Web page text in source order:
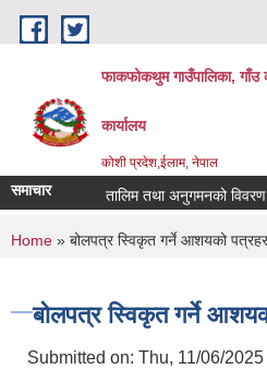
Skip to main content
फाकफोकथुम गाउँपालिका, गाँउ
कार्यालय
कोशी प्रदेश,ईलाम, नेपाल
समाचार तालिम तथा अनुगमनको विवरण
You are here
Home » बोलपत्र स्विकृत गर्ने आशयको
बोलपत्र स्विकृत गर्ने
Submitted on: Thu, 11/06/2025